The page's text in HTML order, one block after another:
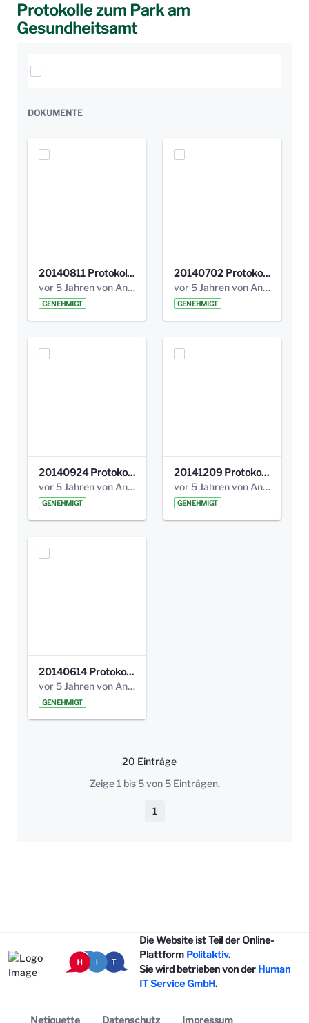
Protokolle zum Park am
Gesundheitsamt
Elemente auswählen
DOKUMENTE
20140811 Protokoll Park am Gesundheitsamt 02.pdf
vor 5 Jahren von Anni Schlumberger
GENEHMIGT
20140702 Protokoll Park am Gesundheitsam 01.pdf
vor 5 Jahren von Anni Schlumberger
GENEHMIGT
20140924 Protokoll Park am Gesundheitsamt 03.pdf
vor 5 Jahren von Anni Schlumberger
GENEHMIGT
20141209 Protokoll Park am Gesundheitsamt 04.pdf
vor 5 Jahren von Anni Schlumberger
GENEHMIGT
20140614 Protokoll Park Am Gesundheitsamt 00.pdf
vor 5 Jahren von Anni Schlumberger
GENEHMIGT
20 Einträge
Pro Seite
Zeige 1 bis 5 von 5 Einträgen.
Seite
1
Die Website ist Teil der Online-
Plattform Politaktiv.
Sie wird betrieben von der Human
IT Service GmbH.
Netiquette Datenschutz Impressum